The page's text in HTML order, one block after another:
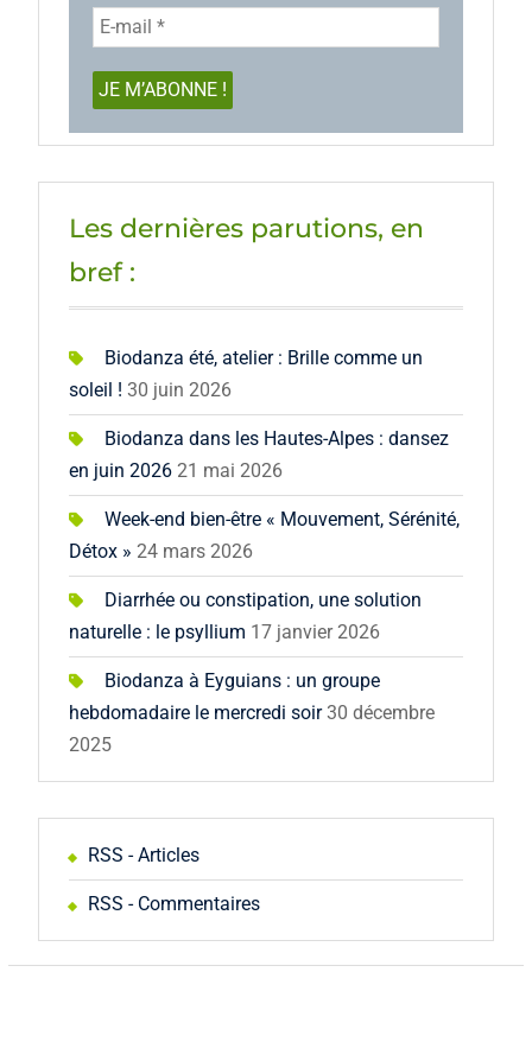
Les dernières parutions, en
bref :
Biodanza été, atelier : Brille comme un
soleil ! 30 juin 2026
Biodanza dans les Hautes-Alpes : dansez
en juin 2026 21 mai 2026
Week-end bien-être « Mouvement, Sérénité,
Détox » 24 mars 2026
Diarrhée ou constipation, une solution
naturelle : le psyllium 17 janvier 2026
Biodanza à Eyguians : un groupe
hebdomadaire le mercredi soir 30 décembre
2025
RSS - Articles
RSS - Commentaires